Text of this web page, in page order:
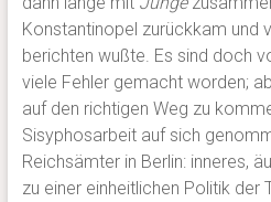
Konstantinopel zurückkam und
berichten wußte. Es sind doch
viele Fehler gemacht worden;
auf den richtigen Weg zu
Sisyphosarbeit auf sich
Reichsämter in Berlin: inneres,
zu einer einheitlichen Politik der